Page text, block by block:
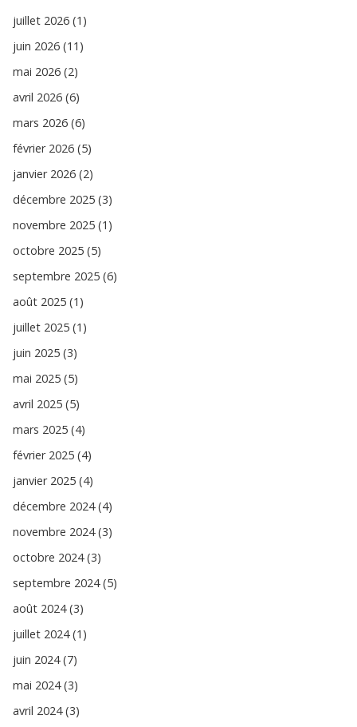
juillet 2026 (1)
juin 2026 (11)
mai 2026 (2)
avril 2026 (6)
mars 2026 (6)
février 2026 (5)
janvier 2026 (2)
décembre 2025 (3)
novembre 2025 (1)
octobre 2025 (5)
septembre 2025 (6)
août 2025 (1)
juillet 2025 (1)
juin 2025 (3)
mai 2025 (5)
avril 2025 (5)
mars 2025 (4)
février 2025 (4)
janvier 2025 (4)
décembre 2024 (4)
novembre 2024 (3)
octobre 2024 (3)
septembre 2024 (5)
août 2024 (3)
juillet 2024 (1)
juin 2024 (7)
mai 2024 (3)
avril 2024 (3)